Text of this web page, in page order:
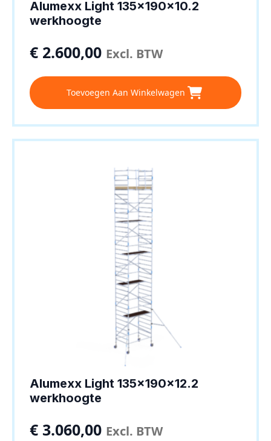
Alumexx Light 135x190x10.2
werkhoogte
€ 2.600,00 Excl. BTW
Toevoegen Aan Winkelwagen
Alumexx Light 135x190x12.2
werkhoogte
€ 3.060,00 Excl. BTW